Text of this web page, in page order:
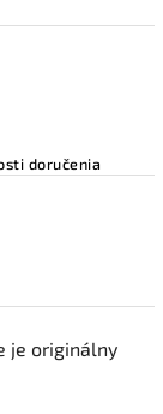
doručenia
je originálny